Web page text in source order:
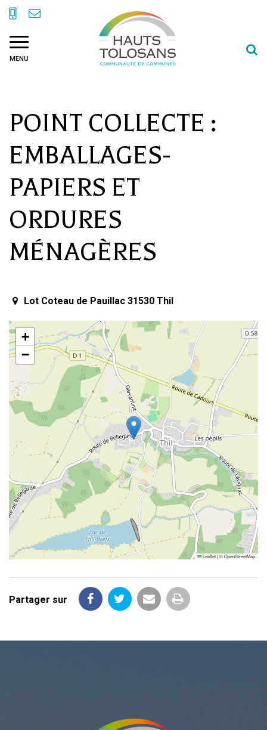
MENU
POINT COLLECTE :
EMBALLAGES-
PAPIERS ET
ORDURES
MÉNAGÈRES
Lot Coteau de Pauillac 31530 Thil
+
−
Leaflet|©OpenStreetMap
Partager sur
Partager
Facebook
Partager
Twitter
Partager
email
Imprimer
page